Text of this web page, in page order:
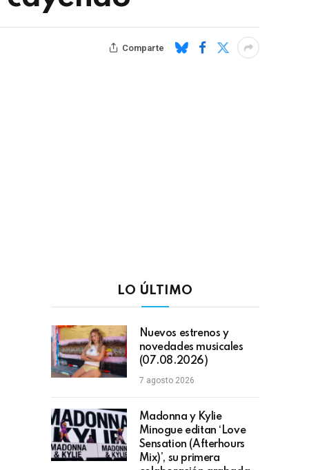
Comparte
LO ÚLTIMO
Nuevos estrenos y
novedades musicales
(07.08.2026)
7 agosto 2026
Madonna y Kylie
Minogue editan ‘Love
Sensation (Afterhours
Mix)’, su primera